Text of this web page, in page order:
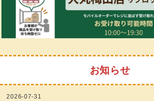
お知らせ
2026-07-31